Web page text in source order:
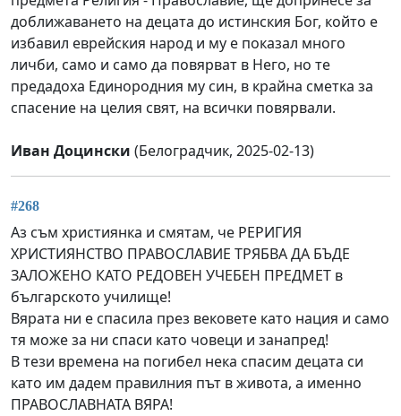
доближаването на децата до истинския Бог, който е
избавил еврейския народ и му е показал много
личби, само и само да повярват в Него, но те
предадоха Единородния му син, в крайна сметка за
спасение на целия свят, на всички повярвали.
Иван Доцински (Белоградчик, 2025-02-13)
#268
Аз съм християнка и смятам, че РЕРИГИЯ
ХРИСТИЯНСТВО ПРАВОСЛАВИЕ ТРЯБВА ДА БЪДЕ
ЗАЛОЖЕНО КАТО РЕДОВЕН УЧЕБЕН ПРЕДМЕТ в
българското училище!
Вярата ни е спасила през вековете като нация и само
тя може за ни спаси като човеци и занапред!
В тези времена на погибел нека спасим децата си
като им дадем правилния път в живота, а именно
ПРАВОСЛАВНАТА ВЯРА!